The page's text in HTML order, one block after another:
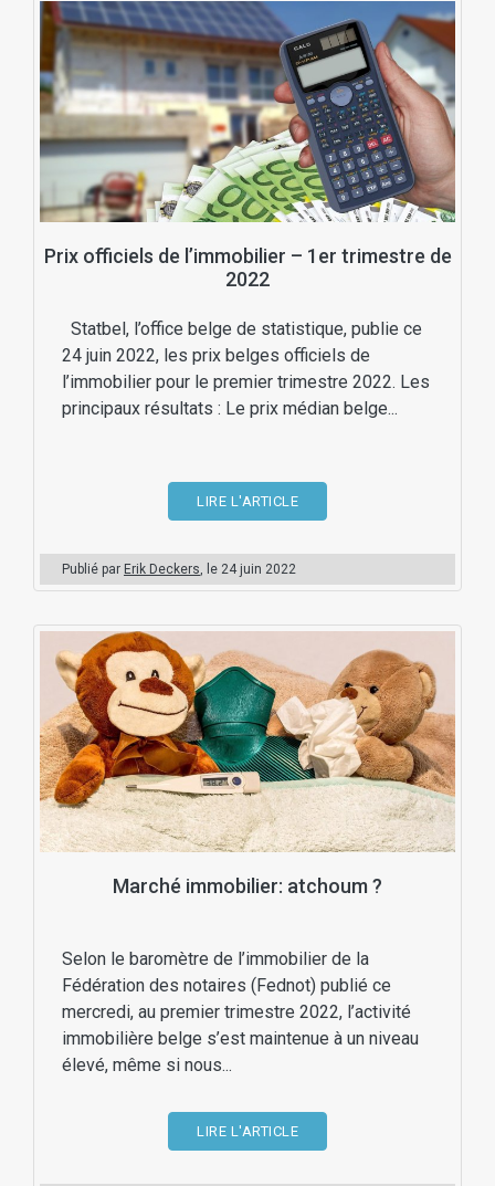
Prix officiels de l’immobilier – 1er trimestre de
2022
Statbel, l’office belge de statistique, publie ce
24 juin 2022, les prix belges officiels de
l’immobilier pour le premier trimestre 2022. Les
principaux résultats : Le prix médian belge...
LIRE L'ARTICLE
Publié par Erik Deckers, le 24 juin 2022
Marché immobilier: atchoum ?
Selon le baromètre de l’immobilier de la
Fédération des notaires (Fednot) publié ce
mercredi, au premier trimestre 2022, l’activité
immobilière belge s’est maintenue à un niveau
élevé, même si nous...
LIRE L'ARTICLE